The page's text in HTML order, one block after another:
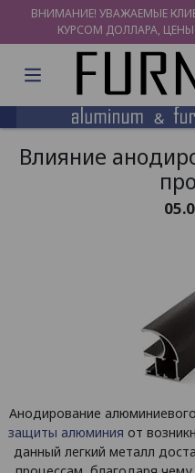
ВНИМАНИЕ! УВАЖАЕМЫЕ
КУРСОМ ДОЛЛАРА,
Влияние
Анодирование
защиты алюминия от
данный легкий металл